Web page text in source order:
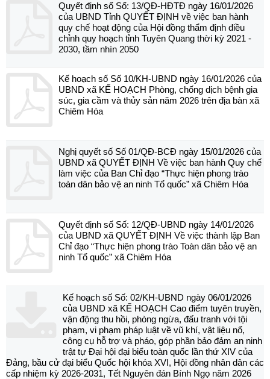
Quyết định số Số: 13/QĐ-HĐTĐ ngày 16/01/2026
của UBND Tỉnh QUYẾT ĐỊNH về việc ban hành
quy chế hoạt động của Hội đồng thẩm định điều
chỉnh quy hoạch tỉnh Tuyên Quang thời kỳ 2021 -
2030, tầm nhìn 2050
Kế hoạch số Số 10/KH-UBND ngày 16/01/2026 của
UBND xã KẾ HOẠCH Phòng, chống dịch bệnh gia
súc, gia cầm và thủy sản năm 2026 trên địa bàn xã
Chiêm Hóa
Nghị quyết số Số 01/QĐ-BCĐ ngày 15/01/2026 của
UBND xã QUYẾT ĐỊNH Về việc ban hành Quy chế
làm việc của Ban Chỉ đạo “Thực hiện phong trào
toàn dân bảo vệ an ninh Tổ quốc” xã Chiêm Hóa
Quyết định số Số: 12/QĐ-UBND ngày 14/01/2026
của UBND xã QUYẾT ĐỊNH Về việc thành lập Ban
Chỉ đạo “Thực hiện phong trào Toàn dân bảo vệ an
ninh Tổ quốc” xã Chiêm Hóa
Kế hoạch số Số: 02/KH-UBND ngày 06/01/2026
của UBND xã KẾ HOẠCH Cao điểm tuyên truyền,
vận động thu hồi, phòng ngừa, đấu tranh với tội
phạm, vi phạm pháp luật về vũ khí, vật liệu nổ,
công cụ hỗ trợ và pháo, góp phần bảo đảm an ninh
trật tự Đại hội đại biểu toàn quốc lần thứ XIV của
Đảng, bầu cử đại biểu Quốc hội khóa XVI, Hội đồng nhân dân các
cấp nhiệm kỳ 2026-2031, Tết Nguyên đán Bính Ngọ năm 2026